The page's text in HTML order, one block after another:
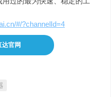
#/?channelId=4
达官网